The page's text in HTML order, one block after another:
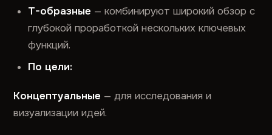
T-образные — комбинируют широкий обзор с
глубокой проработкой нескольких ключевых
функций.
По цели:
Концептуальные — для исследования и
визуализации идей.